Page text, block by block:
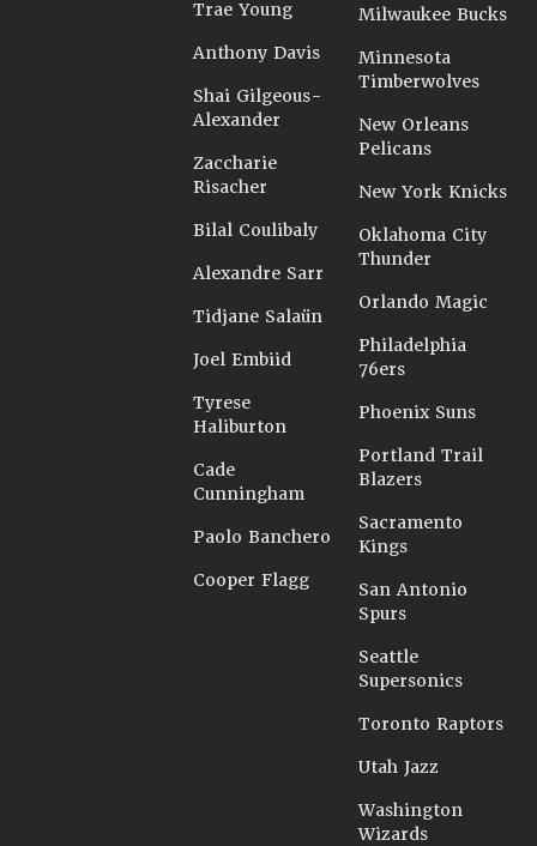
Trae Young
Anthony Davis
Shai Gilgeous-
Alexander
Zaccharie
Risacher
Bilal Coulibaly
Alexandre Sarr
Tidjane Salaün
Joel Embiid
Tyrese
Haliburton
Cade
Cunningham
Paolo Banchero
Cooper Flagg
Milwaukee Bucks
Minnesota
Timberwolves
New Orleans
Pelicans
New York Knicks
Oklahoma City
Thunder
Orlando Magic
Philadelphia
76ers
Phoenix Suns
Portland Trail
Blazers
Sacramento
Kings
San Antonio
Spurs
Seattle
Supersonics
Toronto Raptors
Utah Jazz
Washington
Wizards